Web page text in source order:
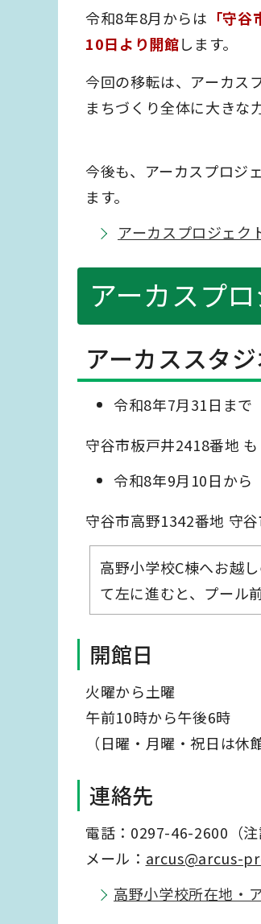
令和8年8月からは 「守
10日より開館します。
今回の移転は、アーカス
まちづくり全体に大きな
今後も、アーカスプロジ
ます。
アーカスプロジェク
アーカスプ
アーカススタ
令和8年7月31日まで
守谷市板戸井2418番地
令和8年9月10日から
守谷市高野1342番地 守
高野小学校C棟へお越
て左に進むと、プール
開館日
火曜から土曜
午前10時から午後6時
（日曜・月曜・祝日は休
連絡先
電話：0297-46-2600（注
メール： arcus@arcus-
高野小学校所在地・